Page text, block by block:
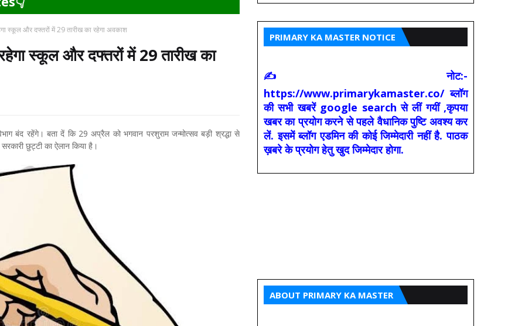
स्कूल और दफ्तरों में 29 तारीख का रहेगा अवकाश
स्कूल और दफ्तरों में 29 तारीख का
बंद रहेंगे। बता दें कि 29 अप्रैल को भगवान परशुराम जन्मोत्सव बड़ी श्रद्धा से
छुट्टी का ऐलान किया है।
PRIMARY KA MASTER NOTICE
✍ नोट:-
https://www.primarykamaster.co/ ब्लॉग
की सभी खबरें google search से लीं गयीं ,कृपया
खबर का प्रयोग करने से पहले वैधानिक पुष्टि अवश्य कर
लें. इसमें ब्लॉग एडमिन की कोई जिम्मेदारी नहीं है. पाठक
ख़बरे के प्रयोग हेतु खुद जिम्मेदार होगा.
ABOUT PRIMARY KA MASTER